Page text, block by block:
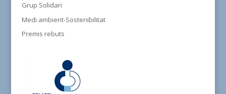
Grup Solidari
Medi ambient-Sostenibilitat
Premis rebuts